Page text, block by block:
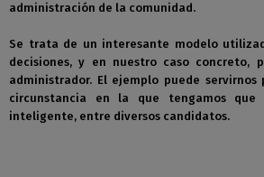
administración de la comunidad.
Se trata de un interesante modelo
decisiones, y en nuestro caso concreto,
administrador. El ejemplo puede
circunstancia en la que tengamos que
inteligente, entre diversos candidatos.